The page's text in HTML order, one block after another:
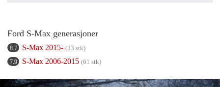
Ford S-Max generasjoner
8.7 S-Max 2015- (33 stk)
7.9 S-Max 2006-2015 (61 stk)